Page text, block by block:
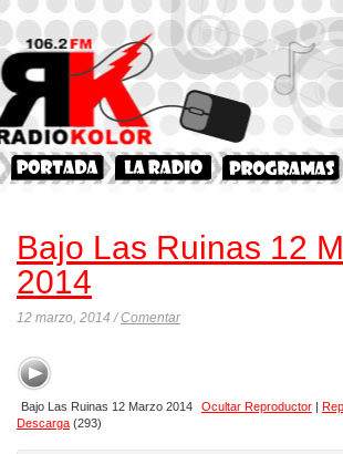
Bajo Las Ruinas 12
2014
12 marzo, 2014 /Comentar
Bajo Las Ruinas 12 Marzo 2014 Ocultar Reproductor|
Descarga (293)